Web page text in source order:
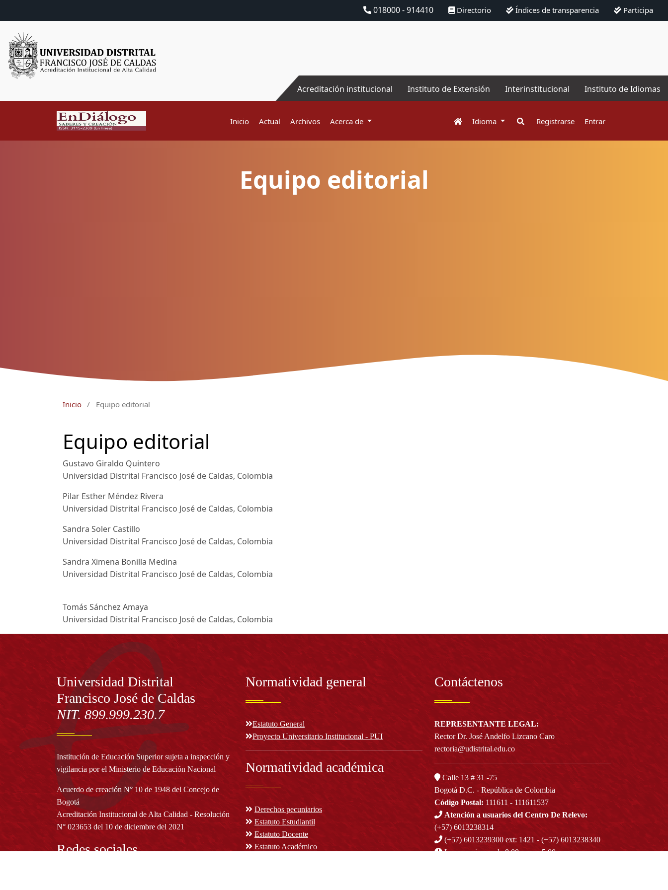
018000 - 914410 Directorio Índices de transparencia Participa
Acreditación institucional Instituto de Extensión Interinstitucional Instituto de Idiomas
Inicio Actual Archivos Acerca de Idioma Registrarse Entrar
Equipo editorial
Inicio / Equipo editorial
Equipo editorial
Gustavo Giraldo Quintero
Universidad Distrital Francisco José de Caldas, Colombia
Pilar Esther Méndez Rivera
Universidad Distrital Francisco José de Caldas, Colombia
Sandra Soler Castillo
Universidad Distrital Francisco José de Caldas, Colombia
Sandra Ximena Bonilla Medina
Universidad Distrital Francisco José de Caldas, Colombia
Tomás Sánchez Amaya
Universidad Distrital Francisco José de Caldas, Colombia
Información
Universidad Distrital
Francisco José de Caldas
NIT. 899.999.230.7
Institución de Educación Superior sujeta a inspección y
vigilancia por el Ministerio de Educación Nacional
Acuerdo de creación N° 10 de 1948 del Concejo de
Bogotá
Acreditación Institucional de Alta Calidad - Resolución
N° 023653 del 10 de diciembre del 2021
Redes sociales
Normatividad general
Estatuto General
Proyecto Universitario Institucional - PUI
Normatividad académica
Derechos pecuniarios
Estatuto Estudiantil
Estatuto Docente
Estatuto Académico
Contáctenos
REPRESENTANTE LEGAL:
Rector Dr. José Andelfo Lizcano Caro
rectoria@udistrital.edu.co
Calle 13 # 31 -75
Bogotá D.C. - República de Colombia
Código Postal: 111611 - 111611537
Atención a usuarios del Centro De Relevo:
(+57) 6013238314
(+57) 6013239300 ext: 1421 - (+57) 6013238340
Lunes a viernes de 8:00 a.m. a 5:00 p.m.